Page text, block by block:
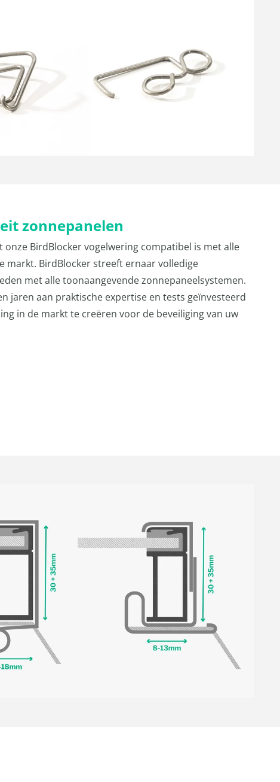
zonnepanelen
onze BirdBlocker vogelwering compatibel is met alle
markt. BirdBlocker streeft ernaar volledige
met alle toonaangevende zonnepaneelsystemen.
jaren aan praktische expertise en tests geïnvesteerd
in de markt te creëren voor de beveiliging van uw